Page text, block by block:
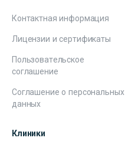
Контактная информация
Лицензии и сертификаты
Пользовательское
соглашение
Соглашение о персональных
данных
Клиники